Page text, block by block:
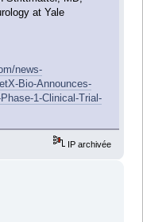
at Yale
news-
Bio-Announces-
1-Clinical-Trial-
IP archivée